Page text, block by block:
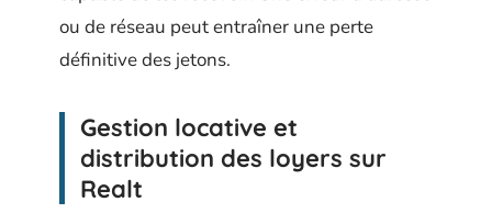
ou de réseau peut entraîner une perte
définitive des jetons.
Gestion locative et
distribution des loyers sur
Realt